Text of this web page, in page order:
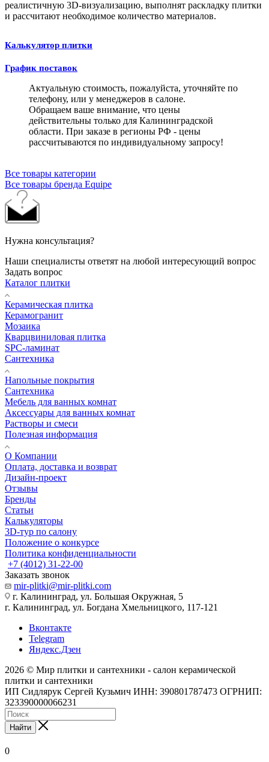
реалистичную 3D-визуализацию, выполнят раскладку плитки
и рассчитают необходимое количество материалов.
Калькулятор плитки
График поставок
Актуальную стоимость, пожалуйста, уточняйте по
телефону, или у менеджеров в салоне.
Обращаем ваше внимание, что цены
действительны только для Калининградской
области. При заказе в регионы РФ - цены
рассчитываются по индивидуальному запросу!
Все товары категории
Все товары бренда Equipe
Нужна консультация?
Наши специалисты ответят на любой интересующий вопрос
Задать вопрос
Каталог плитки
Керамическая плитка
Керамогранит
Мозаика
Кварцвиниловая плитка
SPC-ламинат
Сантехника
Напольные покрытия
Сантехника
Мебель для ванных комнат
Аксессуары для ванных комнат
Растворы и смеси
Полезная информация
О Компании
Оплата, доставка и возврат
Дизайн-проект
Отзывы
Бренды
Статьи
Калькуляторы
3D-тур по салону
Положение о конкурсе
Политика конфиденциальности
+7 (4012) 31-22-00
Заказать звонок
mir-plitki@mir-plitki.com
г. Калининград, ул. Большая Окружная, 5
г. Калининград, ул. Богдана Хмельницкого, 117-121
Вконтакте
Telegram
Яндекс.Дзен
2026 © Мир плитки и сантехники - салон керамической
плитки и сантехники
ИП Сидлярук Сергей Кузьмич ИНН: 390801787473 ОГРНИП:
323390000066231
Найти
0